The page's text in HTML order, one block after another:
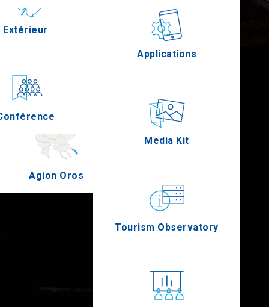
Serres
Agion Oros
Extérieur Gastronomie
Applications
Media Kit
Tourism Observatory